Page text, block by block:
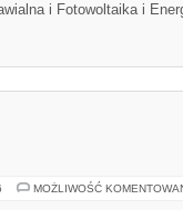
i Fotowoltaika i
MOŻLIWOŚĆ